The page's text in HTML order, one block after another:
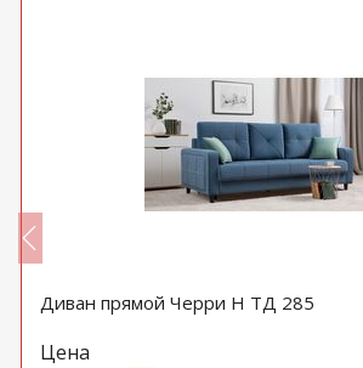
Диван прямой Черри Н ТД 285
Цена